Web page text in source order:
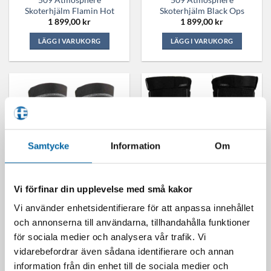
Samtycke Information Om
Vi förfinar din upplevelse med små kakor
Vi använder enhetsidentifierare för att anpassa innehållet
och annonserna till användarna, tillhandahålla funktioner
för sociala medier och analysera vår trafik. Vi
vidarebefordrar även sådana identifierare och annan
information från din enhet till de sociala medier och
Skoterhjälm Flamin Hot
1 899,00 kr
LÄGG I VARUKORG
produkten
har
olika
på
produktsidan
Skoterhjälm Black Ops
1 899,00 kr
LÄGG I VARUKORG
produkten
har
olika
produktsidan
509 R-Mor Protective
Armbågsskydd Snöskoter
799,00kr
LÄGG I VARUKORG
Den
509 R-Mor Protective
Knäskydd Snöskoter
799,00kr
LÄGG I VARUKORG
Den